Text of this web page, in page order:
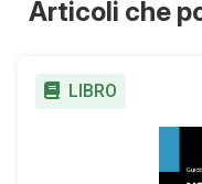
Articoli che
LIBRO